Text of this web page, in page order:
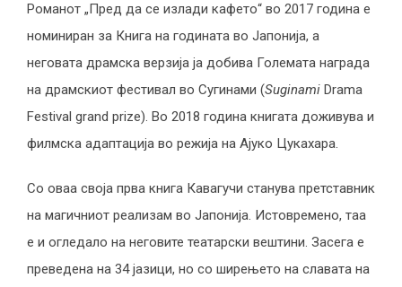
Романот „Пред да се излади кафето“ во 2017 година е
номиниран за Книга на годината во Јапонија, а
неговата драмска верзија ја добива Големата награда
на драмскиот фестивал во Сугинами (Suginami Drama
Festival grand prize). Во 2018 година книгата доживува и
филмска адаптација во режија на Ајуко Цукахара.
Со оваа своја прва книга Кавагучи станува претставник
на магичниот реализам во Јапонија. Истовремено, таа
е и огледало на неговите театарски вештини. Засега е
преведена на 34 јазици, но со ширењето на славата на